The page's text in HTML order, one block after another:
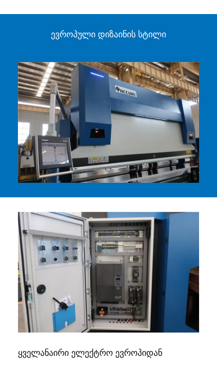
ევროპული დიზაინის სტილი
ყველანაირი ელექტრო ევროპიდან